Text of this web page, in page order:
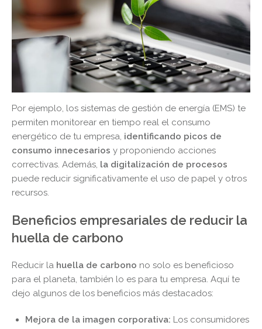
Por ejemplo, los sistemas de gestión de energía (EMS) te
permiten monitorear en tiempo real el consumo
energético de tu empresa, identificando picos de
consumo innecesarios y proponiendo acciones
correctivas. Además, la digitalización de procesos
puede reducir significativamente el uso de papel y otros
recursos.
Beneficios empresariales de reducir la
huella de carbono
Reducir la huella de carbono no solo es beneficioso
para el planeta, también lo es para tu empresa. Aquí te
dejo algunos de los beneficios más destacados:
Mejora de la imagen corporativa: Los consumidores